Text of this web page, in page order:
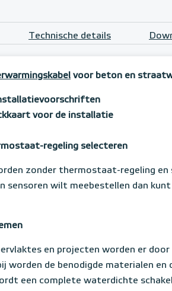
Technische details
voor beton en
voor de installatie
regeling selecteren
zonder thermostaat-regeling en
sensoren wilt meebestellen dan kunt
en projecten worden er
worden de benodigde materialen en
een complete waterdichte